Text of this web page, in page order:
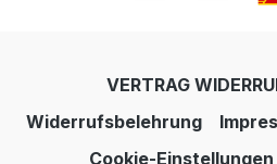
VERTRAG
Widerrufsbelehrung
Cookie-Einstellungen